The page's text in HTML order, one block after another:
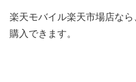
楽天モバイル楽天市場店な
購入できます。